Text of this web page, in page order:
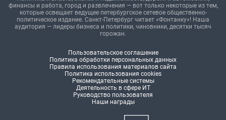
финансы и работа, город и развлечения — вот только некоторые из тем,
которые освещает ведущее петербургское сетевое общественно-
политическое издание. Санкт-Петербург читает «Фонтанку»! Наша
аудитория — лидеры бизнеса и политики, чиновники, десятки тысяч
горожан.
Пользовательское соглашение
Политика обработки персональных данных
Правила использования материалов сайта
Политика использования cookies
Рекомендательные системы
Деятельность в сфере ИТ
Руководство пользователя
Наши награды